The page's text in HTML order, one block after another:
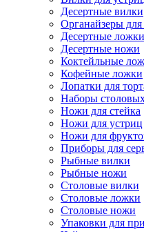
Десертные вилки
Органайзеры
Десертные ложки
Десертные ножи
Коктейльные
Кофейные ложки
Лопатки для
Наборы
Ножи для стейка
Ножи для устриц
Ножи для
Приборы для
Рыбные вилки
Рыбные ножи
Столовые вилки
Столовые ложки
Столовые ножи
Упаковки для